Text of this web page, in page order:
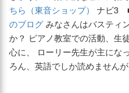
ちら（東音ショップ）
ナビ3
のブログ みなさんはバスティ
か？ ピアノ教室での活動、生
心に、 ローリー先生が主にな
ろん、英語でしか読めません